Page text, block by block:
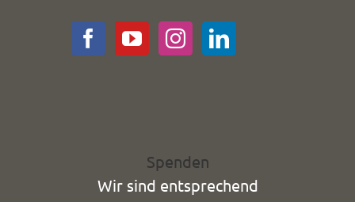
Spenden
Wir sind entsprechend